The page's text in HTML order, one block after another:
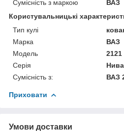
Сумісність з маркою
ВАЗ
Користувальницькі
Тип кулі
Марка
ВАЗ
Модель
2121
Серія
Сумісність з:
ВАЗ
Приховати
Умови доставки